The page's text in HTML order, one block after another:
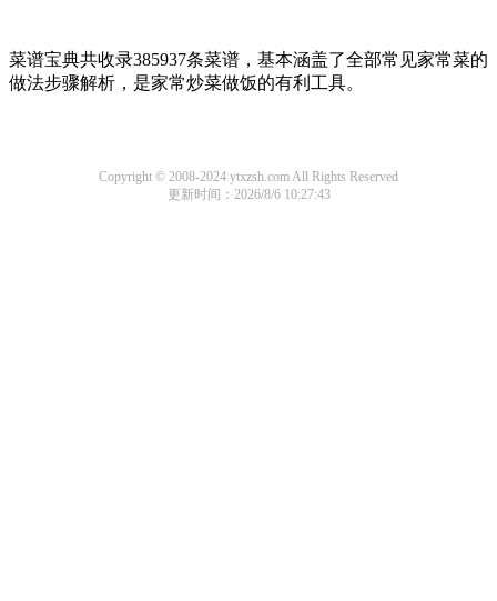
菜谱宝典共收录385937条菜谱，基本涵盖了全部常见家常菜的
做法步骤解析，是家常炒菜做饭的有利工具。
Copyright © 2008-2024 ytxzsh.com All Rights Reserved
更新时间：2026/8/6 10:27:43